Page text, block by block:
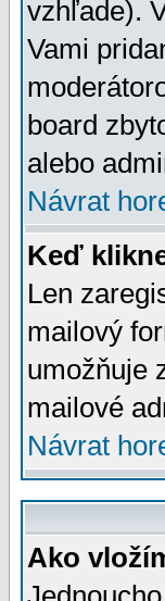
vzhľade).
Vami
board
alebo
Návrat
Keď
Len
mailový
umožňuje
mailové
Návrat
Ako